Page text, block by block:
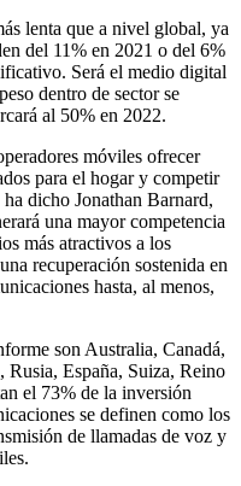
lenta que a nivel global, ya
del 11% en 2021 o del 6%
Será el medio digital
dentro de sector se
al 50% en 2022.
móviles ofrecer
para el hogar y competir
dicho Jonathan Barnard,
una mayor competencia
más atractivos a los
recuperación sostenida en
hasta, al menos,
son Australia, Canadá,
España, Suiza, Reino
el 73% de la inversión
se definen como los
de llamadas de voz y